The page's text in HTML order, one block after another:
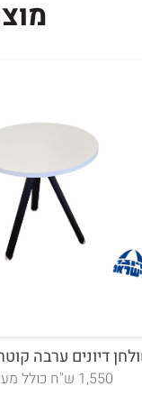
דיונים ערבה קוטר 90
1,550 ש"ח כולל מע"מ